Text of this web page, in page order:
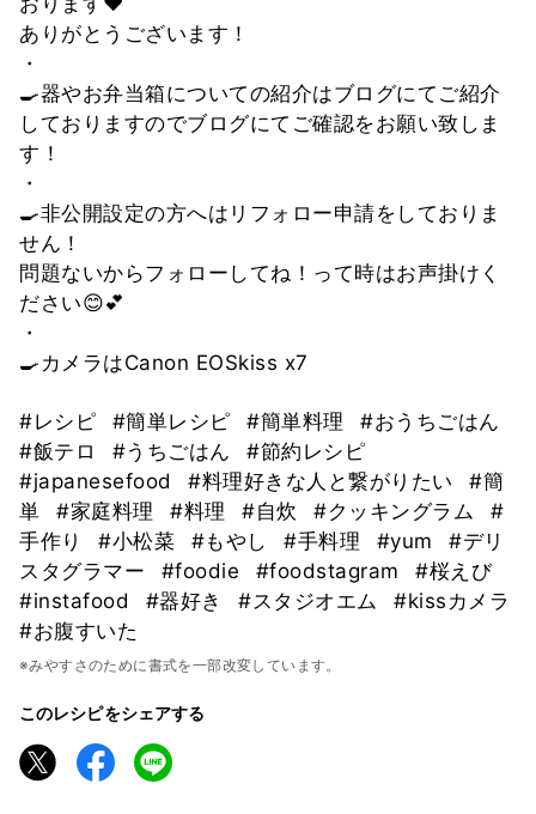
ありがとうございます！
・
🍳器やお弁当箱についての紹介はブログにてご紹介
しておりますのでブログにてご確認をお願い致しま
す！
・
🍳非公開設定の方へはリフォロー申請をしておりま
せん！
問題ないからフォローしてね！って時はお声掛けく
ださい😊💕
・
🍳カメラはCanon EOSkiss x7
#レシピ #簡単レシピ #簡単料理
#おうちごはん
#飯テロ
#うちごはん
#節約レシピ
#japanesefood
#料理好きな人と繋がりたい
#簡
単
#家庭料理 #料理 #自炊 #クッキングラム
#
手作り
#小松菜 #もやし #手料理 #yum
#デリ
スタグラマー
#foodie #foodstagram
#桜えび
#instafood
#器好き #スタジオエム
#kissカメラ
#お腹すいた
※みやすさのために書式を一部改変しています。
このレシピをシェアする